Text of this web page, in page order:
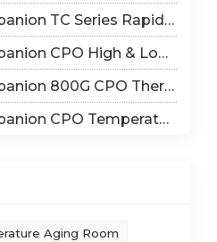
中文
Change Chamber: 1℃/min~25℃/min | The Truth of CPO Thermal Cycling Rate
Aging Chamber – Ultimate Solution for Silicon Photonics Long-Term Reliability Validation
Test Equipment — Reliable Solution for High-Speed Optical Device Qualification
Chambers: Reliable Environmental Testing Solutions for Co-packaged Optics Reliability Validation
Aging Room